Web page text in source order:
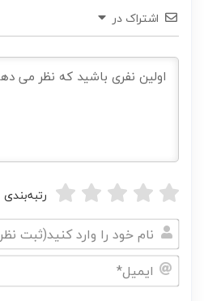
اشتراک در
رتبه‌بندی
نام
خود